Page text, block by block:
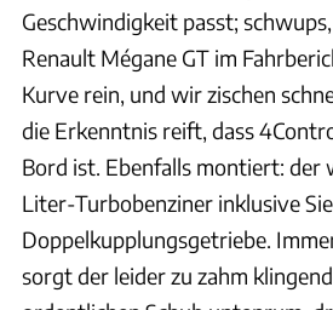
Geschwindigkeit passt;
Renault Mégane GT im
Kurve rein, und wir zischen
die Erkenntnis reift, dass
Bord ist. Ebenfalls montiert: der
Liter-Turbobenziner inklusive
Doppelkupplungsgetriebe.
sorgt der leider zu zahm